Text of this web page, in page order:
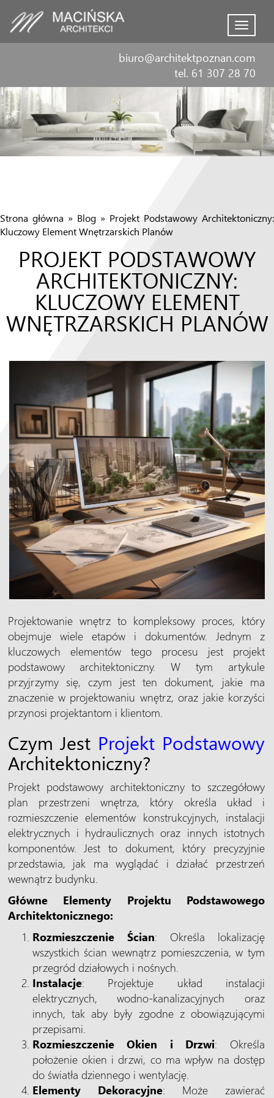
Menu
biuro@architektpoznan.com
tel. 61 307 28 70
Strona główna » Blog » Projekt Podstawowy Architektoniczny:
Kluczowy Element Wnętrzarskich Planów
PROJEKT PODSTAWOWY
ARCHITEKTONICZNY:
KLUCZOWY ELEMENT
WNĘTRZARSKICH PLANÓW
Projektowanie wnętrz to kompleksowy proces, który
obejmuje wiele etapów i dokumentów. Jednym z
kluczowych elementów tego procesu jest projekt
podstawowy architektoniczny. W tym artykule
przyjrzymy się, czym jest ten dokument, jakie ma
znaczenie w projektowaniu wnętrz, oraz jakie korzyści
przynosi projektantom i klientom.
Czym Jest Projekt Podstawowy
Architektoniczny?
Projekt podstawowy architektoniczny to szczegółowy
plan przestrzeni wnętrza, który określa układ i
rozmieszczenie elementów konstrukcyjnych, instalacji
elektrycznych i hydraulicznych oraz innych istotnych
komponentów. Jest to dokument, który precyzyjnie
przedstawia, jak ma wyglądać i działać przestrzeń
wewnątrz budynku.
Główne Elementy Projektu Podstawowego
Architektonicznego:
Rozmieszczenie Ścian: Określa lokalizację
wszystkich ścian wewnątrz pomieszczenia, w tym
przegród działowych i nośnych.
Instalacje: Projektuje układ instalacji
elektrycznych, wodno-kanalizacyjnych oraz
innych, tak aby były zgodne z obowiązującymi
przepisami.
Rozmieszczenie Okien i Drzwi: Określa
położenie okien i drzwi, co ma wpływ na dostęp
do światła dziennego i wentylację.
Elementy Dekoracyjne: Może zawierać